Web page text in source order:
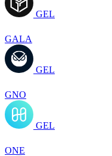
GEL
GALA
GEL
GNO
GEL
ONE